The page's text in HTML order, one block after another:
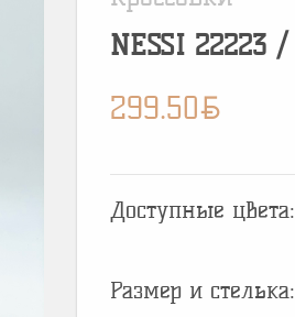
NESSI 22223/
299.50BYN
Доступные цвета:
Размер и стелька: